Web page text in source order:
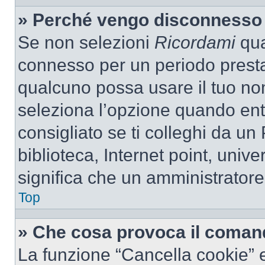
» Perché vengo
Se non selezioni Ricordami
connesso per un periodo
qualcuno possa usare il tuo
seleziona l’opzione quando
consigliato se ti colleghi da un
biblioteca, Internet point,
significa che un
Top
» Che cosa provoca il
La funzione “Cancella